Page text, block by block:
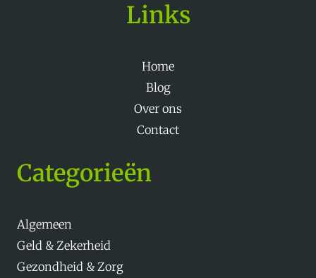
Links
Home
Blog
Over ons
Contact
Categorieën
Algemeen
Geld & Zekerheid
Gezondheid & Zorg